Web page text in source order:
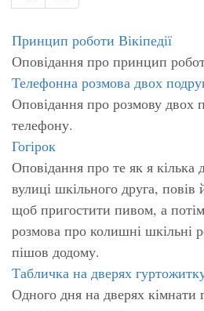
Принцип роботи Вікіпедії
Оповідання про принцип
Телефонна розмова двох
Оповідання про розмову двох
телефону.
Гогірок
Оповідання про те як я кілька
вулиці шкільного друга,
щоб пригостити пивом, а
розмова про колишні шкільні
пішов додому.
Табличка на дверях
Одного дня на дверях кімнати